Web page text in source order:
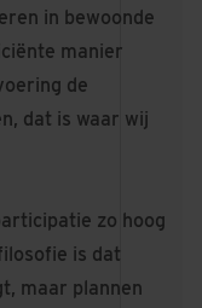
in bewoonde
manier
de
dat is waar wij
zo hoog
is dat
maar plannen